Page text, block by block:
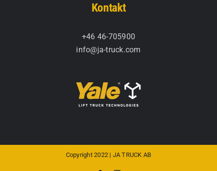
Kontakt
+46 46-705900
info@ja-truck.com
Copyright 2022 | JA TRUCK AB